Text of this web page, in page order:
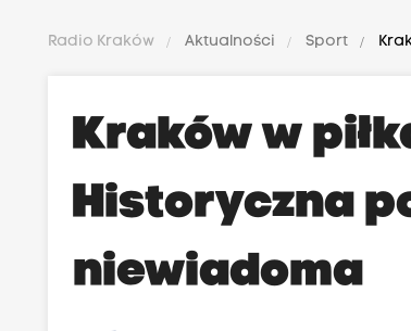
Radio Kraków Aktualności Sport
Kraków w
Historyczna
niewiadoma